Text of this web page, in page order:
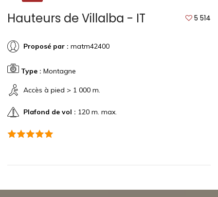
Hauteurs de Villalba - IT 5 514
Proposé par : matm42400
Type : Montagne
Accès à pied > 1 000 m.
Plafond de vol : 120 m. max.